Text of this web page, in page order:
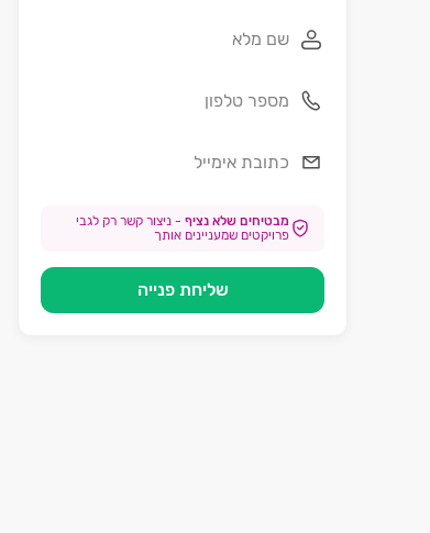
מבטיחים שלא נציף - ניצור קשר רק לגבי
פרויקטים שמעניינים אותך
שליחת פנייה